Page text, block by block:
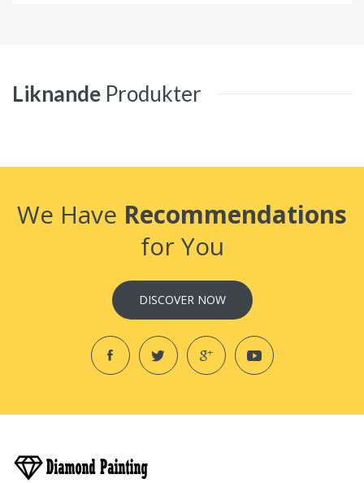
Liknande Produkter
We Have Recommendations
for You
DISCOVER NOW